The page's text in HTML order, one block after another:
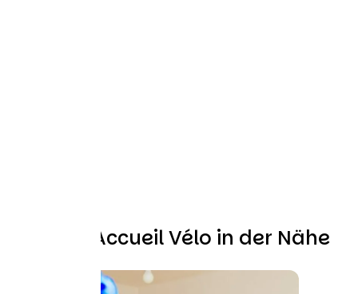
Weitere Accueil Vélo in der Nähe